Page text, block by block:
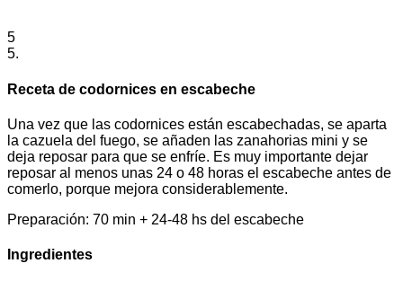
5
5.
Receta de codornices en escabeche
Una vez que las codornices están escabechadas, se aparta
la cazuela del fuego, se añaden las zanahorias mini y se
deja reposar para que se enfríe. Es muy importante dejar
reposar al menos unas 24 o 48 horas el escabeche antes de
comerlo, porque mejora considerablemente.
Preparación: 70 min + 24-48 hs del escabeche
Ingredientes